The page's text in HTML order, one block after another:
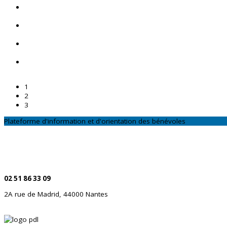
1
2
3
Plateforme d'information et d'orientation des bénévoles
02 51 86 33 09
2A rue de Madrid, 44000 Nantes